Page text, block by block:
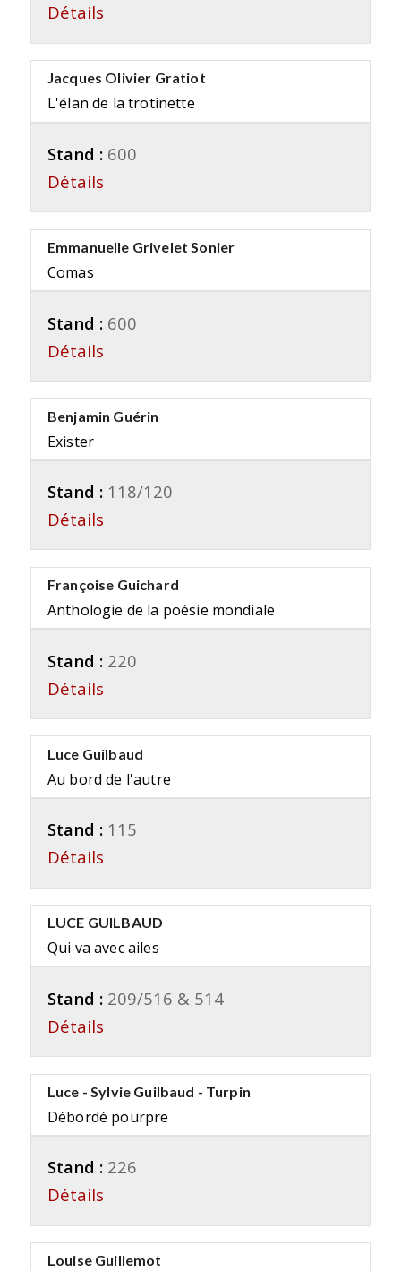
Détails
Jacques Olivier Gratiot
L'élan de la trotinette
Stand : 600
Détails
Emmanuelle Grivelet Sonier
Comas
Stand : 600
Détails
Benjamin Guérin
Exister
Stand : 118/120
Détails
Françoise Guichard
Anthologie de la poésie mondiale
Stand : 220
Détails
Luce Guilbaud
Au bord de l'autre
Stand : 115
Détails
LUCE GUILBAUD
Qui va avec ailes
Stand : 209/516 & 514
Détails
Luce - Sylvie Guilbaud - Turpin
Débordé pourpre
Stand : 226
Détails
Louise Guillemot